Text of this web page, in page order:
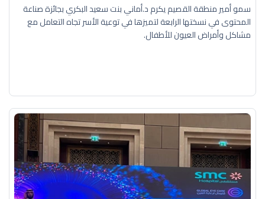
سمو أمير منطقة القصيم يكرم د.أماني بنت سعيد البكري بجائزة صناعة
المحتوى في نسختها الرابعة لتميزها في توعية الأسر تجاه التعامل مع
مشاكل وأمراض العيون للأطفال.